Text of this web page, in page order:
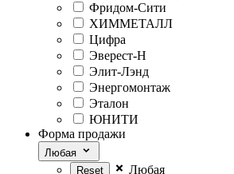
Фридом-Сити
ХИММЕТАЛЛ
Цифра
Эверест-Н
Элит-Лэнд
Энергомонтаж
Эталон
ЮНИТИ
Форма продажи
Любая
Любая